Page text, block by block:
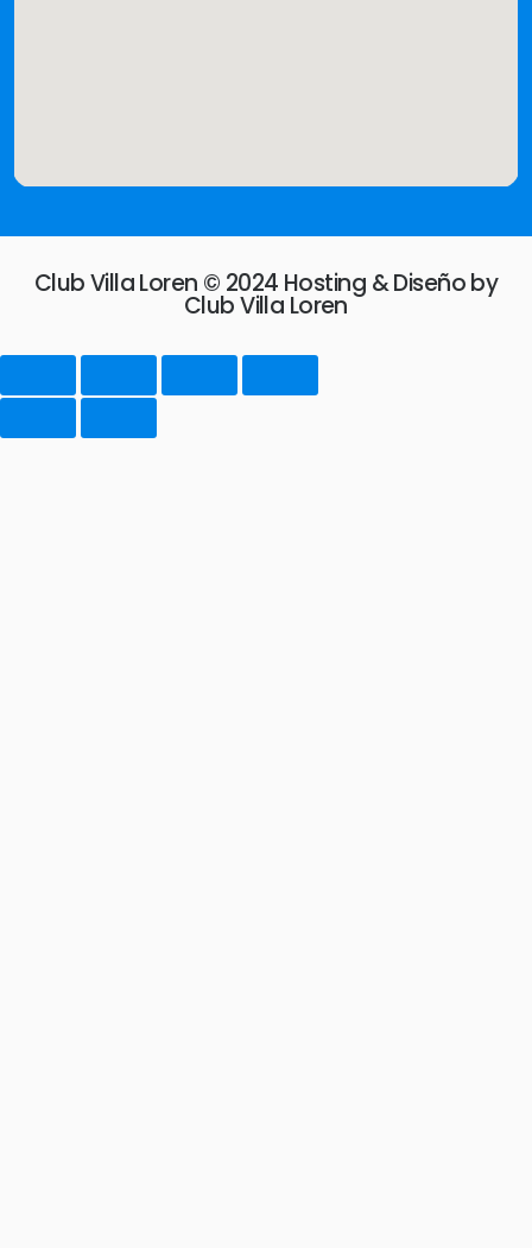
Club Villa Loren © 2024 Hosting & Diseño by
Club Villa Loren